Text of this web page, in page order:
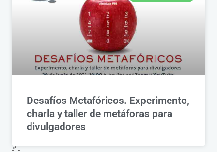
Desafíos Metafóricos. Experimento,
charla y taller de metáforas para
divulgadores